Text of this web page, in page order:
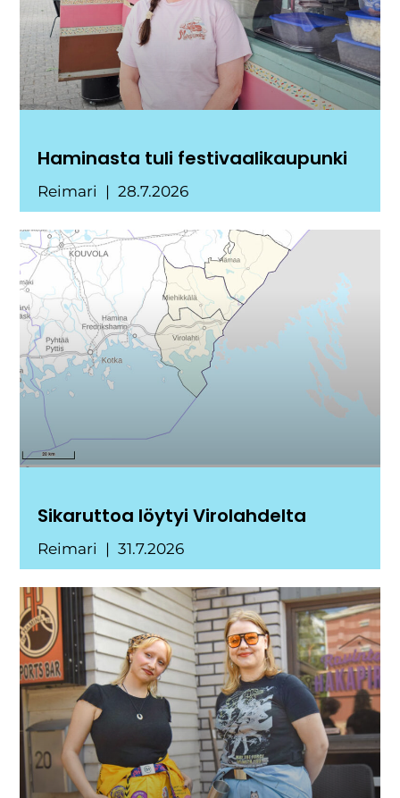
Haminasta tuli festivaalikaupunki
Reimari 28.7.2026
Sikaruttoa löytyi Virolahdelta
Reimari 31.7.2026